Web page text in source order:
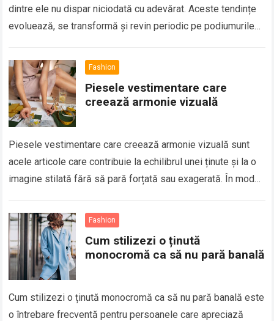
dintre ele nu dispar niciodată cu adevărat. Aceste tendințe
evoluează, se transformă și revin periodic pe podiumurile
Fashion
Piesele vestimentare care
creează armonie vizuală
Piesele vestimentare care creează armonie vizuală sunt
acele articole care contribuie la echilibrul unei ținute și la o
imagine stilată fără să pară forțată sau exagerată. În modă,
Fashion
Cum stilizezi o ținută
monocromă ca să nu pară banală
Cum stilizezi o ținută monocromă ca să nu pară banală este
o întrebare frecventă pentru persoanele care apreciază